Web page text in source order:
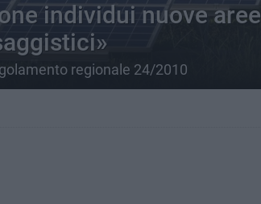
individui nuove aree
regionale 24/2010